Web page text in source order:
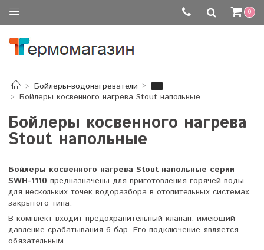
0
Бойлеры-водонагреватели
-
Бойлеры косвенного нагрева Stout напольные
Бойлеры косвенного нагрева
Stout напольные
Бойлеры косвенного нагрева Stout напольные серии
SWH-1110 предназначены для приготовления горячей воды
для нескольких точек водоразбора в отопительных системах
закрытого типа.
В комплект входит предохранительный клапан, имеющий
давление срабатывания 6 бар. Его подключение является
обязательным.